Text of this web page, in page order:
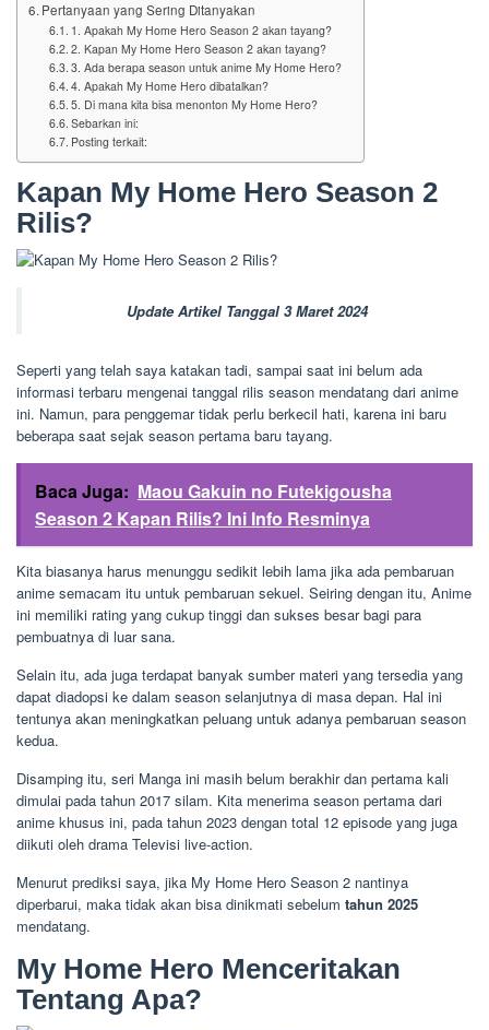
Pertanyaan yang Sering Ditanyakan
1. Apakah My Home Hero Season 2 akan tayang?
2. Kapan My Home Hero Season 2 akan tayang?
3. Ada berapa season untuk anime My Home Hero?
4. Apakah My Home Hero dibatalkan?
5. Di mana kita bisa menonton My Home Hero?
Sebarkan ini:
Posting terkait:
Kapan My Home Hero Season 2
Rilis?
Update Artikel Tanggal 3 Maret 2024
Seperti yang telah saya katakan tadi, sampai saat ini belum ada
informasi terbaru mengenai tanggal rilis season mendatang dari anime
ini. Namun, para penggemar tidak perlu berkecil hati, karena ini baru
beberapa saat sejak season pertama baru tayang.
Baca Juga: Maou Gakuin no Futekigousha
Season 2 Kapan Rilis? Ini Info Resminya
Kita biasanya harus menunggu sedikit lebih lama jika ada pembaruan
anime semacam itu untuk pembaruan sekuel. Seiring dengan itu, Anime
ini memiliki rating yang cukup tinggi dan sukses besar bagi para
pembuatnya di luar sana.
Selain itu, ada juga terdapat banyak sumber materi yang tersedia yang
dapat diadopsi ke dalam season selanjutnya di masa depan. Hal ini
tentunya akan meningkatkan peluang untuk adanya pembaruan season
kedua.
Disamping itu, seri Manga ini masih belum berakhir dan pertama kali
dimulai pada tahun 2017 silam. Kita menerima season pertama dari
anime khusus ini, pada tahun 2023 dengan total 12 episode yang juga
diikuti oleh drama Televisi live-action.
Menurut prediksi saya, jika My Home Hero Season 2 nantinya
diperbarui, maka tidak akan bisa dinikmati sebelum tahun 2025
mendatang.
My Home Hero Menceritakan
Tentang Apa?